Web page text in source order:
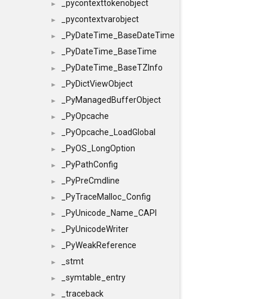
► _pycontexttokenobject
► _pycontextvarobject
► _PyDateTime_BaseDateTime
► _PyDateTime_BaseTime
► _PyDateTime_BaseTZInfo
► _PyDictViewObject
► _PyManagedBufferObject
► _PyOpcache
► _PyOpcache_LoadGlobal
► _PyOS_LongOption
► _PyPathConfig
► _PyPreCmdline
► _PyTraceMalloc_Config
► _PyUnicode_Name_CAPI
► _PyUnicodeWriter
► _PyWeakReference
► _stmt
► _symtable_entry
► _traceback